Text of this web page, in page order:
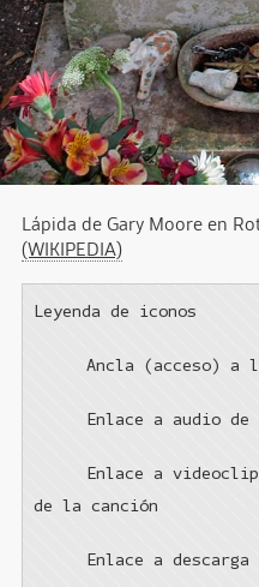
Lápida de Gary Moore en
(WIKIPEDIA)
Leyenda de iconos
Ancla (acceso) a
Enlace a audio
Enlace a
de la canción
Enlace a